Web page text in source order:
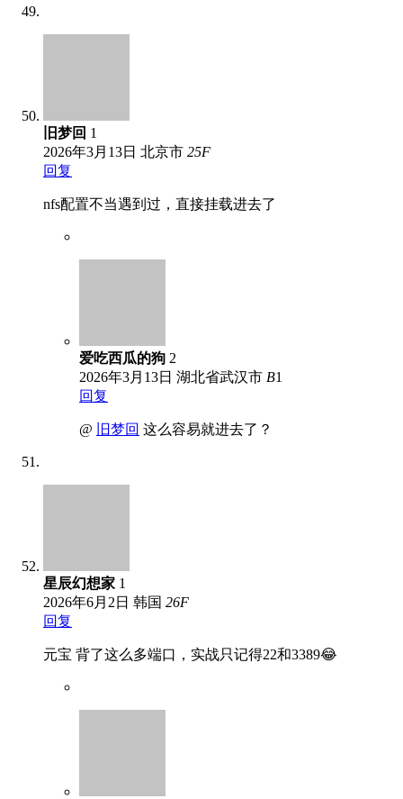
旧梦回 1
2026年3月13日 北京市 25F
回复
nfs配置不当遇到过，直接挂载进去了
爱吃西瓜的狗 2
2026年3月13日 湖北省武汉市 B1
回复
@ 旧梦回 这么容易就进去了？
星辰幻想家 1
2026年6月2日 韩国 26F
回复
元宝 背了这么多端口，实战只记得22和3389😂